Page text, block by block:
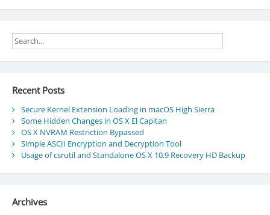
Recent Posts
Secure Kernel Extension Loading in macOS High Sierra
Some Hidden Changes in OS X El Capitan
OS X NVRAM Restriction Bypassed
Simple ASCII Encryption and Decryption Tool
Usage of csrutil and Standalone OS X 10.9 Recovery HD Backup
Archives